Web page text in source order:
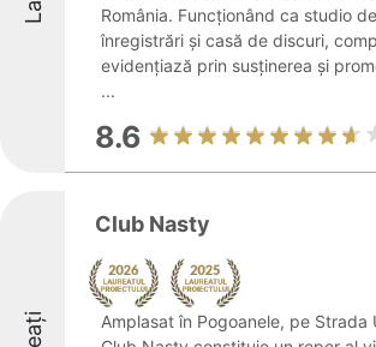
România. Funcționând ca studio de
înregistrări și casă de discuri,
evidențiază prin susținerea și
...
8.6
Club Nasty
Amplasat în Pogoanele, pe Strada